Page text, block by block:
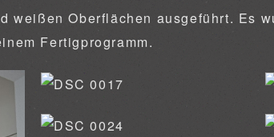
weißen Oberflächen ausgeführt. Es
Fertigprogramm.